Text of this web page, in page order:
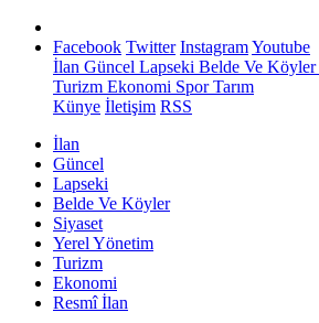
Facebook Twitter InstagramYoutube
İlan Güncel Lapseki Belde Ve Köyler
Turizm Ekonomi SporTarım
Künye İletişim RSS
İlan
Güncel
Lapseki
Belde Ve Köyler
Siyaset
Yerel Yönetim
Turizm
Ekonomi
Resmî İlan